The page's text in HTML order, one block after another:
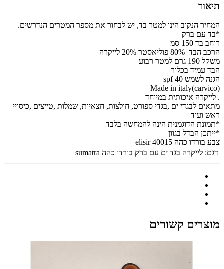
תיאור
המחיר הנקוב הינו למטר בד, יש לבחור את מספר המטרים הנדרשים.
*בד עם ברק
רוחב בד 150 סמ
הרכב הבד 80% פוליאסטר 20% לייקרה
משקל 190 גרם למטר רבוע
הבד עמיד בכלור
הגנה לשמש spf 40
Made in italy(carvico)
. לייקרה איכותית במיוחד
מתאים לבגדי ים ,בגדי ספורט, חולצות, חצאיות, שמלות ,טייצים ,כיסויי
ראש ועוד
*תמונת הדוגמנית הינה להמחשה בלבד
*ייתכן הבדל בגוון
צבע בורדו כהה 40015 elisir
דגם: לייקרה בגד ים עם ברק בורדו כהה sumatra
מוצרים קשורים